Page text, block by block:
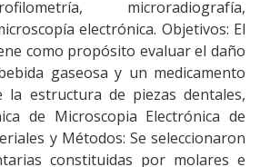
microradiografía,
electrónica. Objetivos: El
como propósito evaluar el daño
gaseosa y un medicamento
la estructura de piezas dentales,
de Microscopia Electrónica de
y Métodos: Se seleccionaron
constituidas por molares e